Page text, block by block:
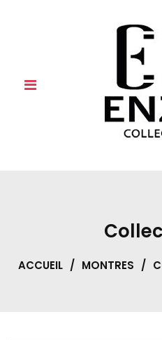
ACCUEIL / MONTRES /